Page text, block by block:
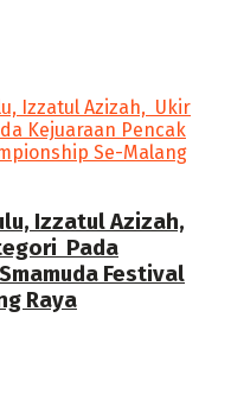
Izzatul Azizah,
Pada
Festival
Raya